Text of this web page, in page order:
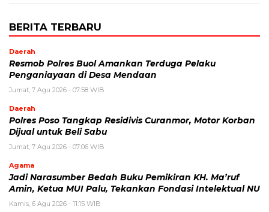
BERITA TERBARU
Daerah
Resmob Polres Buol Amankan Terduga Pelaku
Penganiayaan di Desa Mendaan
Jumat, 7 Agu 2026 - 07:58 WIB
Daerah
Polres Poso Tangkap Residivis Curanmor, Motor Korban
Dijual untuk Beli Sabu
Jumat, 7 Agu 2026 - 07:06 WIB
Agama
Jadi Narasumber Bedah Buku Pemikiran KH. Ma’ruf
Amin, Ketua MUI Palu, Tekankan Fondasi Intelektual NU
Kamis, 6 Agu 2026 - 11:15 WIB